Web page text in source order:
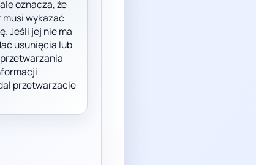
oznacza, że
wykazać
Jeśli jej nie ma
usunięcia lub
przetwarzacie